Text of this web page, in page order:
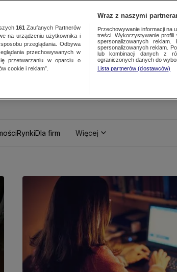
RynkiDla firm Więcej
161 Zaufanych Partnerów
na urządzeniu użytkownika i
przeglądania. Odbywa
przechowywanych w
przetwarzaniu w oparciu o
cookie i reklam”.
Wraz z naszymi
Przechowywanie informacji na
treści. Wykorzystywanie
spersonalizowanych
spersonalizowanych reklam.
lub kombinacji danych z
ograniczonych danych do
Lista partnerów (dostawców)